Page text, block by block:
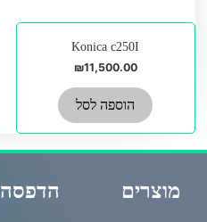
Konica c250I
₪11,500.00
הוספה לסל
מוצרים הדפסה